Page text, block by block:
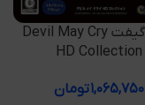
خرید گیفت Devil May Cry
HD Collection
۱,۰۶۵,۷۵۰تومان